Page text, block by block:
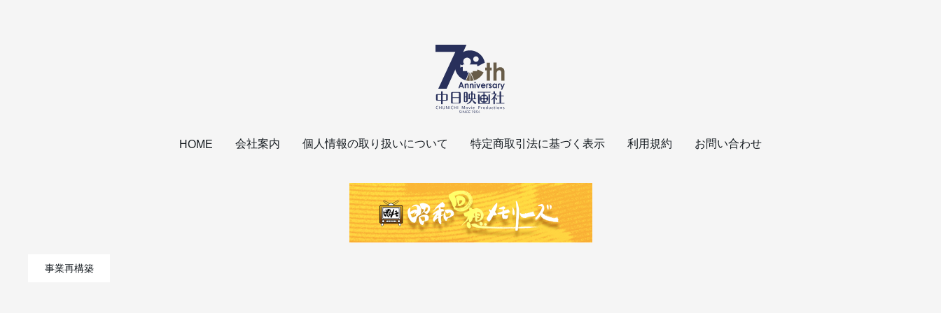
HOME 会社案内 個人情報の取り扱いについて 特定商取引法に基づく表示 利用規約 お問い合わせ
事業再構築